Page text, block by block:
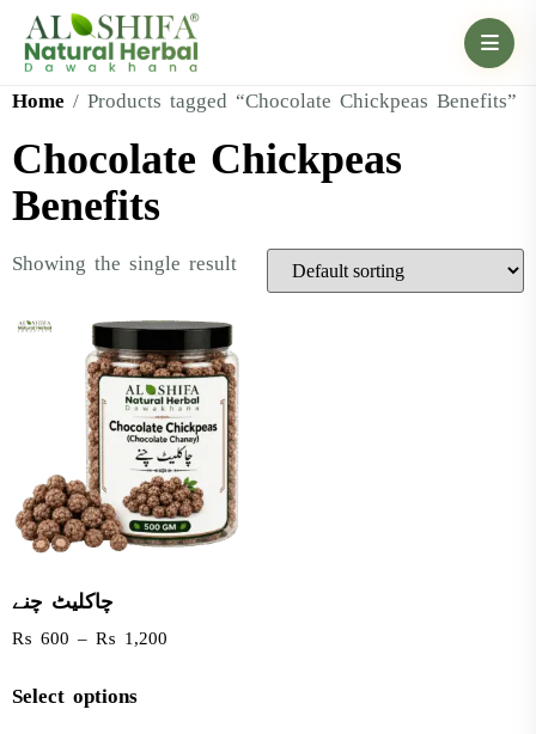
Home / Products tagged “Chocolate Chickpeas Benefits”
Chocolate Chickpeas
Benefits
Showing the single result
چاکلیٹ چنے
₨ 600 – ₨ 1,200
Select options